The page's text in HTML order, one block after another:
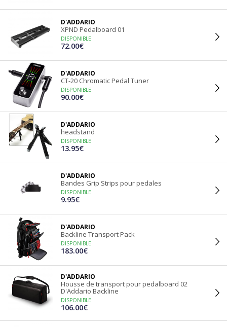
D'ADDARIO
XPND Pedalboard 01
DISPONIBLE
72.00€
D'ADDARIO
CT-20 Chromatic Pedal Tuner
DISPONIBLE
90.00€
D'ADDARIO
headstand
DISPONIBLE
13.95€
D'ADDARIO
Bandes Grip Strips pour pedales
DISPONIBLE
9.95€
D'ADDARIO
Backline Transport Pack
DISPONIBLE
183.00€
D'ADDARIO
Housse de transport pour pedalboard 02
D'Addario Backline
DISPONIBLE
106.00€